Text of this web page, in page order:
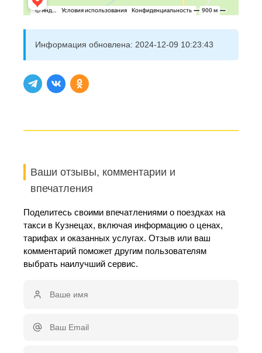
Информация обновлена: 2024-12-09 10:23:43
Ваши отзывы, комментарии и
впечатления
Поделитесь своими впечатлениями о поездках на
такси в Кузнецах, включая информацию о ценах,
тарифах и оказанных услугах. Отзыв или ваш
комментарий поможет другим пользователям
выбрать наилучший сервис.